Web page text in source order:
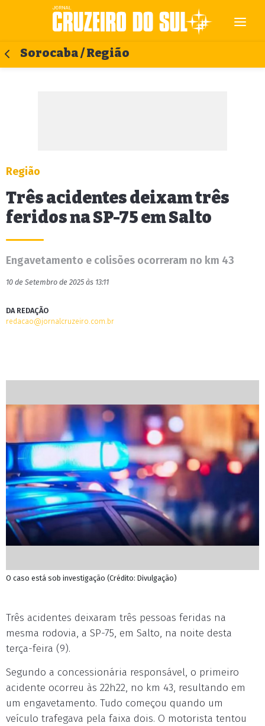
Sorocaba / Região
Região
Três acidentes deixam três
feridos na SP-75 em Salto
Engavetamento e colisões ocorreram no km 43
10 de Setembro de 2025 às 13:11
DA REDAÇÃO
redacao@jornalcruzeiro.com.br
O caso está sob investigação (Crédito: Divulgação)
Três acidentes deixaram três pessoas feridas na
mesma rodovia, a SP-75, em Salto, na noite desta
terça-feira (9).
Segundo a concessionária responsável, o primeiro
acidente ocorreu às 22h22, no km 43, resultando em
um engavetamento. Tudo começou quando um
veículo trafegava pela faixa dois. O motorista tentou